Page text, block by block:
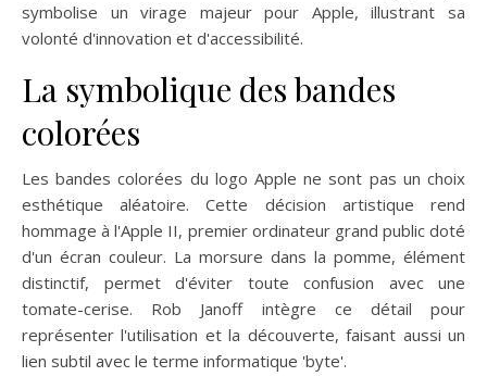
symbolise un virage majeur pour Apple, illustrant sa
volonté d'innovation et d'accessibilité.
La symbolique des bandes
colorées
Les bandes colorées du logo Apple ne sont pas un choix
esthétique aléatoire. Cette décision artistique rend
hommage à l'Apple II, premier ordinateur grand public doté
d'un écran couleur. La morsure dans la pomme, élément
distinctif, permet d'éviter toute confusion avec une
tomate-cerise. Rob Janoff intègre ce détail pour
représenter l'utilisation et la découverte, faisant aussi un
lien subtil avec le terme informatique 'byte'.